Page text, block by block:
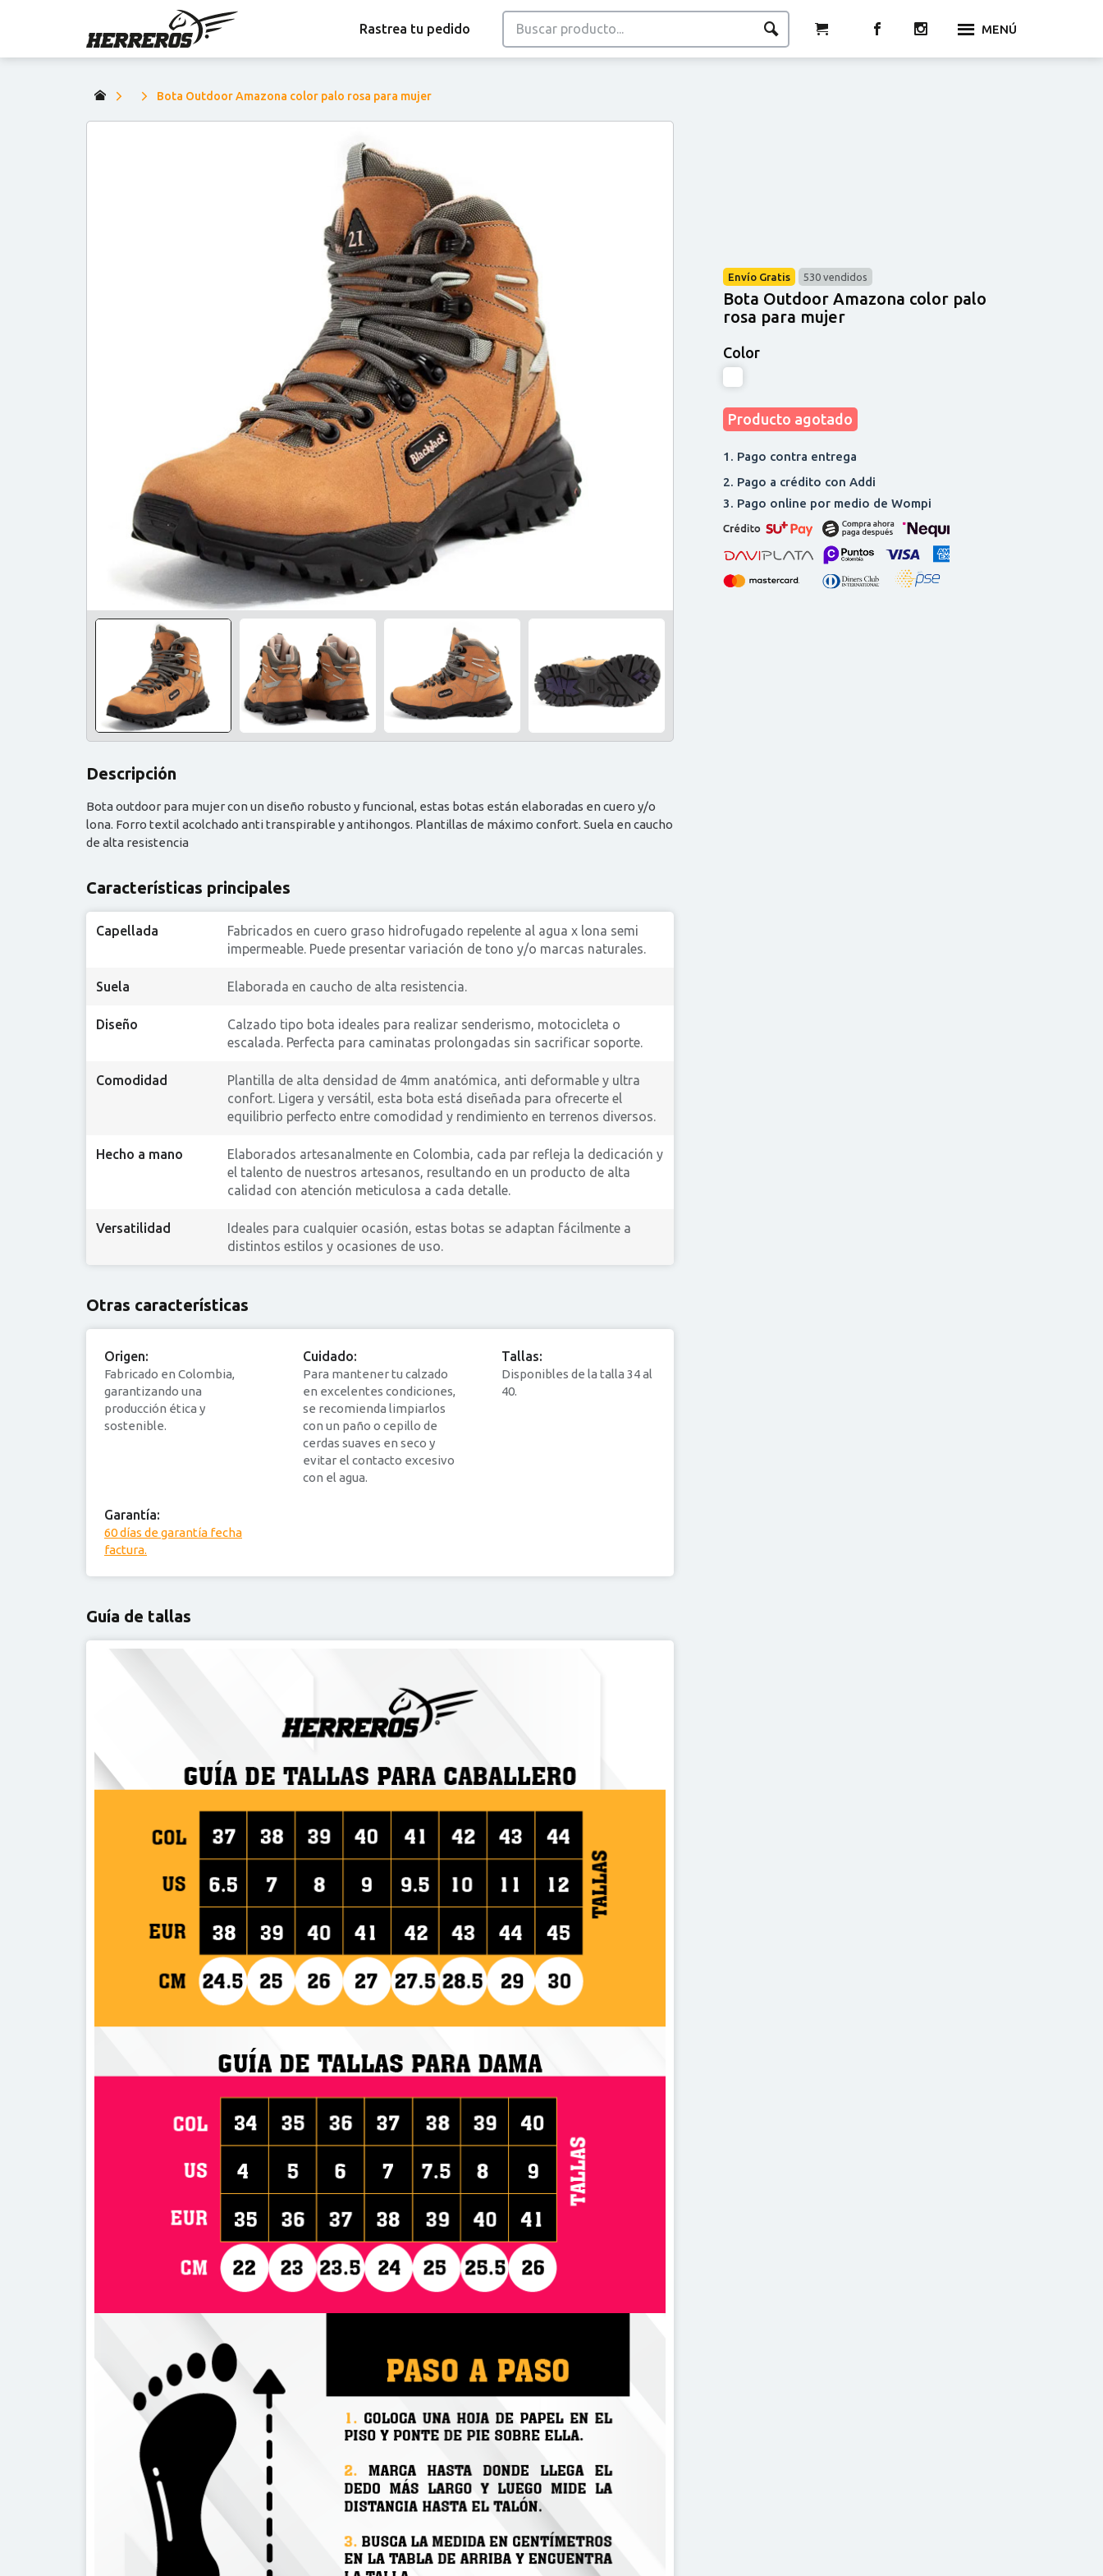
Rastrea tu pedido MENÚ
Bota Outdoor Amazona color palo rosa para mujer
Envío Gratis 530 vendidos
Bota Outdoor Amazona color palo
rosa para mujer
Color
Producto agotado
1. Pago contra entrega
2. Pago a crédito con Addi
3. Pago online por medio de Wompi
Descripción
Bota outdoor para mujer con un diseño robusto y funcional, estas botas están elaboradas en cuero y/o
lona. Forro textil acolchado anti transpirable y antihongos. Plantillas de máximo confort. Suela en caucho
de alta resistencia
Características principales
Capellada
Fabricados en cuero graso hidrofugado repelente al agua x lona semi
impermeable. Puede presentar variación de tono y/o marcas naturales.
Suela Elaborada en caucho de alta resistencia.
Diseño
Calzado tipo bota ideales para realizar senderismo, motocicleta o
escalada. Perfecta para caminatas prolongadas sin sacrificar soporte.
Comodidad
Plantilla de alta densidad de 4mm anatómica, anti deformable y ultra
confort. Ligera y versátil, esta bota está diseñada para ofrecerte el
equilibrio perfecto entre comodidad y rendimiento en terrenos diversos.
Hecho a mano
Elaborados artesanalmente en Colombia, cada par refleja la dedicación y
el talento de nuestros artesanos, resultando en un producto de alta
calidad con atención meticulosa a cada detalle.
Versatilidad
Ideales para cualquier ocasión, estas botas se adaptan fácilmente a
distintos estilos y ocasiones de uso.
Otras características
Origen:
Fabricado en Colombia,
garantizando una
producción ética y
sostenible.
Cuidado:
Para mantener tu calzado
en excelentes condiciones,
se recomienda limpiarlos
con un paño o cepillo de
cerdas suaves en seco y
evitar el contacto excesivo
con el agua.
Tallas:
Disponibles de la talla 34 al
40.
Garantía:
60 días de garantía fecha
factura.
Guía de tallas